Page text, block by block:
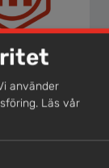
använder
Läs vår